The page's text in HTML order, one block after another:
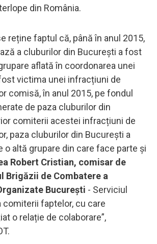
din România.
reține faptul că, până în anul 2015,
a cluburilor din București a fost
aflată în coordonarea unei
victima unei infracțiuni de
comisă, în anul 2015, pe fondul
de paza cluburilor din
comiterii acestei infracțiuni de
paza cluburilor din București a
o altă grupare din care face parte și
Robert Cristian, comisar de
Brigăzii de Combatere a
București - Serviciul
comiterii faptelor, cu care
o relație de colaborare”,